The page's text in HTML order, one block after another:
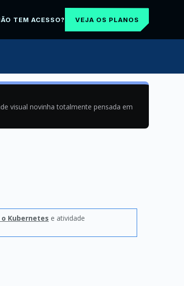
TEM ACESSO? VEJA OS PLANOS
visual novinha totalmente pensada em
Kubernetes e atividade